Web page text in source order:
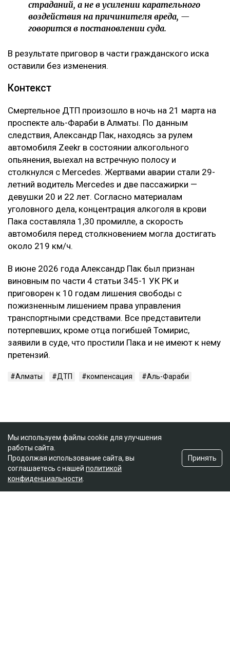
страданий, а не в усилении карательного
воздействия на причинителя вреда, —
говорится в постановлении суда.
В результате приговор в части гражданского иска
оставили без изменения.
Контекст
Смертельное ДТП произошло в ночь на 21 марта на
проспекте аль-Фараби в Алматы. По данным
следствия, Александр Пак, находясь за рулем
автомобиля Zeekr в состоянии алкогольного
опьянения, выехал на встречную полосу и
столкнулся с Mercedes. Жертвами аварии стали 29-
летний водитель Mercedes и две пассажирки —
девушки 20 и 22 лет. Согласно материалам
уголовного дела, концентрация алкоголя в крови
Пака составляла 1,30 промилле, а скорость
автомобиля перед столкновением могла достигать
около 219 км/ч.
В июне 2026 года Александр Пак был признан
виновным по части 4 статьи 345-1 УК РК и
приговорен к 10 годам лишения свободы с
пожизненным лишением права управления
транспортными средствами. Все представители
потерпевших, кроме отца погибшей Томирис,
заявили в суде, что простили Пака и не имеют к нему
претензий.
Алматы ДТП компенсация Аль-Фараби
Мы используем файлы cookie для улучшения
работы сайта.
Продолжая использование сайта, вы
соглашаетесь с нашей политикой
конфиденциальности
Принять